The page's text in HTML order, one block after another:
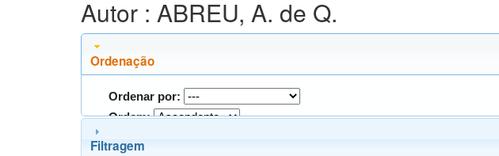
Autor : ABREU, A. de Q.
Ordenação
Ordenar por:
Ordem:
Filtragem